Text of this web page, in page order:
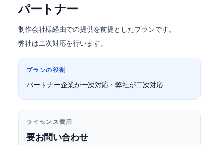
パートナー
制作会社様経由での提供を前提としたプランです。
弊社は二次対応を行います。
プランの役割
パートナー企業が一次対応・弊社が二次対応
ライセンス費用
要お問い合わせ